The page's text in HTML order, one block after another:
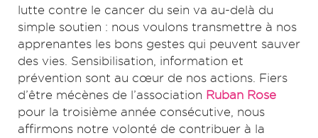
lutte contre le cancer du sein va au-delà du
simple soutien : nous voulons transmettre à nos
apprenantes les bons gestes qui peuvent sauver
des vies. Sensibilisation, information et
prévention sont au cœur de nos actions. Fiers
d’être mécènes de l’association Ruban Rose
pour la troisième année consécutive, nous
affirmons notre volonté de contribuer à la